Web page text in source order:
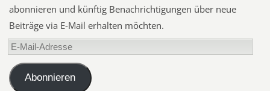
abonnieren und künftig Benachrichtigungen über neue
Beiträge via E-Mail erhalten möchten.
E-
Mail-
AdresseAbonnieren